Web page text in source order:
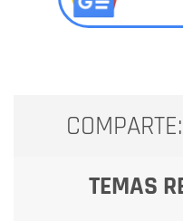
COMPARTE:
TEMAS